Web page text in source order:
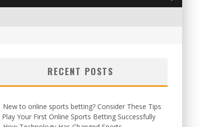
RECENT POSTS
New to online sports betting? Consider These Tips
Your First Online Sports Betting Successfully